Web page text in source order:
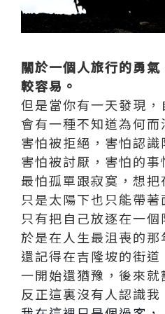
關於一個人旅行的勇
較容易。
但是當你有一天發現
會有一種不知道為何
害怕被拒絕，害怕認
害怕被討厭，害怕的
最怕孤單跟寂寞，想
只是太陽下也只能帶
只有把自己放逐在一
於是在人生最沮喪的
還記得在吉隆坡的街
一開始還猶豫，後來
反正這裏沒有人認識